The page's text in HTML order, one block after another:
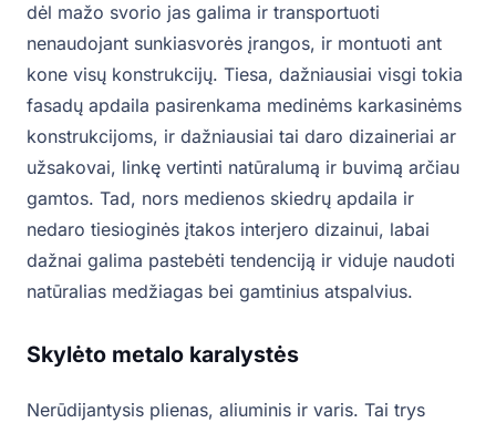
dėl mažo svorio jas galima ir transportuoti
nenaudojant sunkiasvorės įrangos, ir montuoti ant
kone visų konstrukcijų. Tiesa, dažniausiai visgi tokia
fasadų apdaila pasirenkama medinėms karkasinėms
konstrukcijoms, ir dažniausiai tai daro dizaineriai ar
užsakovai, linkę vertinti natūralumą ir buvimą arčiau
gamtos. Tad, nors medienos skiedrų apdaila ir
nedaro tiesioginės įtakos interjero dizainui, labai
dažnai galima pastebėti tendenciją ir viduje naudoti
natūralias medžiagas bei gamtinius atspalvius.
Skylėto metalo karalystės
Nerūdijantysis plienas, aliuminis ir varis. Tai trys